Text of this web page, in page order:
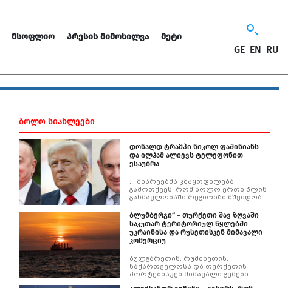
ᲛᲡᲝᲤᲚᲘᲝ ᲞᲠᲔᲡᲘᲡ ᲛᲘᲛᲝᲮᲘᲚᲕᲐ ᲛᲔᲢᲘ
GE EN RU
ᲑᲝᲚᲝ ᲡᲘᲐᲮᲚᲔᲔᲑᲘ
დონალდ ტრამპი ნიკოლ ფაშინიანს
და ილჰამ ალიევს ტელეფონით
ესაუბრა
,,, მხარეებმა კმაყოფილება
გამოთქვეს, რომ ბოლო ერთი წლის
განმავლობაში რეგიონში მშვიდობა
არ მომხდარა ინციდენტები,
რომლებსაც შეეძლოთ, რეგიონში
ესკალაცია გაეზარდათ.''
ბლუმბერგი“ – თურქეთი შავ ზღვაში
საკუთარ ტერიტორიულ წყლებში
უკრაინისა და რუსეთისკენ მიმავალი
კომერციუ
ბულგარეთის, რუმინეთის,
საქართველოსა და თურქეთის
პორტებისკენ მიმავალი გემები